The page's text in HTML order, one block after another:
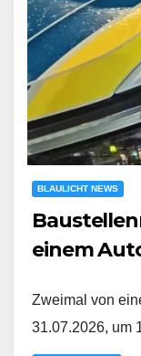
BLAULICHT NEWS
einem
Zweimal von
31.07.2026, um